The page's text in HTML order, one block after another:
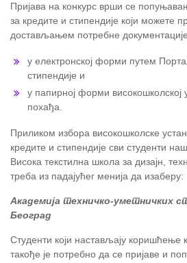
Пријава на конкурс врши се
за кредите и стипендије који можете
достављањем потребне документације
у електронској форми путем
стипендије и
у папирној форми високошколској
похађа.
Приликом избора високошколске
кредите и стипендије сви студенти
Висока текстилна школа за дизајн,
треба из падајућег менија да изаберу:
Академија техничко-уметничких
Београд
Студенти који настављају коришћење
такође је потребно да се пријаве и